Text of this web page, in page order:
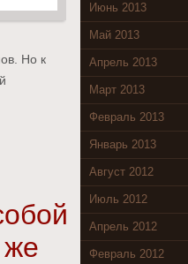
Но к
же
Июнь 2013
Май 2013
Апрель 2013
Март 2013
Февраль 2013
Январь 2013
Август 2012
Июль 2012
Апрель 2012
Февраль 2012